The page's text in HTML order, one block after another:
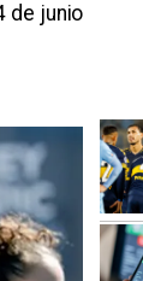
de junio